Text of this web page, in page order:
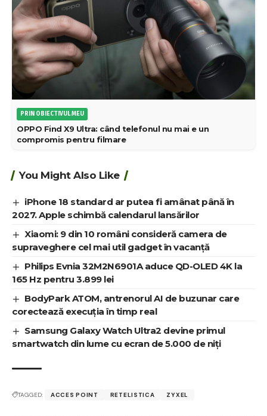
PRIN OBIECTIVUL MEU
OPPO Find X9 Ultra: când telefonul nu mai e un
compromis pentru filmare
You Might Also Like
iPhone 18 standard ar putea fi amânat până în
2027. Apple schimbă calendarul lansărilor
Xiaomi: 9 din 10 români consideră camera de
supraveghere cel mai util gadget în vacanță
Philips Evnia 32M2N6901A aduce QD-OLED 4K la
165 Hz pentru 3.899 lei
BodyPark ATOM, antrenorul AI de buzunar care
corectează execuția în timp real
Samsung Galaxy Watch Ultra2 devine primul
smartwatch din lume cu ecran de 5.000 de niți
TAGGED: ACCES POINT RETELISTICA ZYXEL